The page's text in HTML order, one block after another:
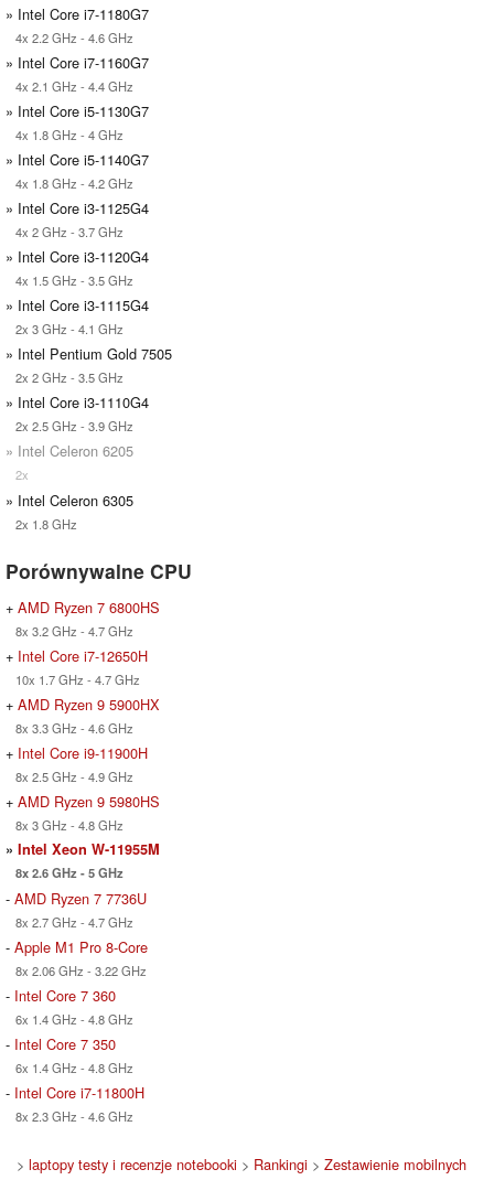
» Intel Core i7-1180G7
4x 2.2 GHz - 4.6 GHz
» Intel Core i7-1160G7
4x 2.1 GHz - 4.4 GHz
» Intel Core i5-1130G7
4x 1.8 GHz - 4 GHz
» Intel Core i5-1140G7
4x 1.8 GHz - 4.2 GHz
» Intel Core i3-1125G4
4x 2 GHz - 3.7 GHz
» Intel Core i3-1120G4
4x 1.5 GHz - 3.5 GHz
» Intel Core i3-1115G4
2x 3 GHz - 4.1 GHz
» Intel Pentium Gold 7505
2x 2 GHz - 3.5 GHz
» Intel Core i3-1110G4
2x 2.5 GHz - 3.9 GHz
» Intel Celeron 6205
2x
» Intel Celeron 6305
2x 1.8 GHz
Porównywalne CPU
+ AMD Ryzen 7 6800HS
8x 3.2 GHz - 4.7 GHz
+ Intel Core i7-12650H
10x 1.7 GHz - 4.7 GHz
+ AMD Ryzen 9 5900HX
8x 3.3 GHz - 4.6 GHz
+ Intel Core i9-11900H
8x 2.5 GHz - 4.9 GHz
+ AMD Ryzen 9 5980HS
8x 3 GHz - 4.8 GHz
» Intel Xeon W-11955M
8x 2.6 GHz - 5 GHz
- AMD Ryzen 7 7736U
8x 2.7 GHz - 4.7 GHz
- Apple M1 Pro 8-Core
8x 2.06 GHz - 3.22 GHz
- Intel Core 7 360
6x 1.4 GHz - 4.8 GHz
- Intel Core 7 350
6x 1.4 GHz - 4.8 GHz
- Intel Core i7-11800H
8x 2.3 GHz - 4.6 GHz
> laptopy testy i recenzje notebooki > Rankingi > Zestawienie mobilnych